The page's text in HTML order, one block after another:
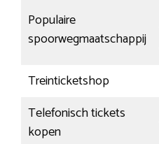
Populaire
spoorwegmaatschappij
Treinticketshop
Telefonisch tickets
kopen